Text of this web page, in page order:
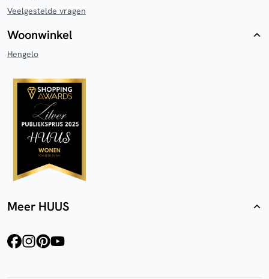
Veelgestelde vragen
Woonwinkel
Hengelo
Meer HUUS
facebookinstagram
pinterest
youtube